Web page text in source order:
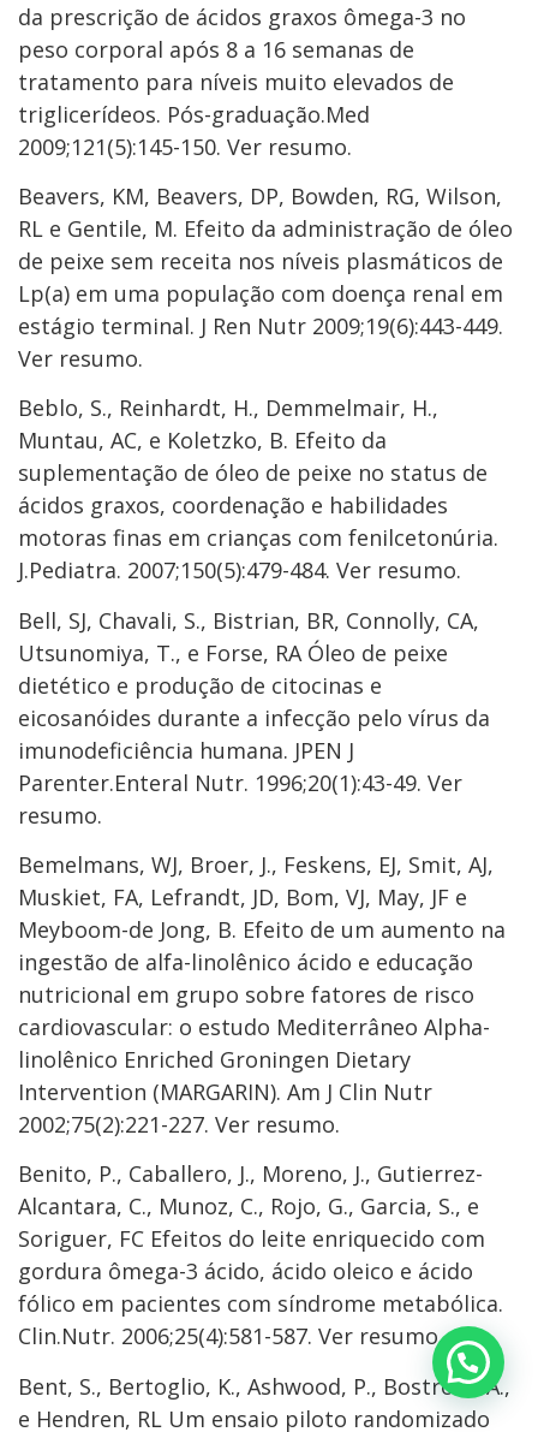
da prescrição de ácidos graxos ômega-3 no
peso corporal após 8 a 16 semanas de
tratamento para níveis muito elevados de
triglicerídeos. Pós-graduação.Med
2009;121(5):145-150. Ver resumo.
Beavers, KM, Beavers, DP, Bowden, RG, Wilson,
RL e Gentile, M. Efeito da administração de óleo
de peixe sem receita nos níveis plasmáticos de
Lp(a) em uma população com doença renal em
estágio terminal. J Ren Nutr 2009;19(6):443-449.
Ver resumo.
Beblo, S., Reinhardt, H., Demmelmair, H.,
Muntau, AC, e Koletzko, B. Efeito da
suplementação de óleo de peixe no status de
ácidos graxos, coordenação e habilidades
motoras finas em crianças com fenilcetonúria.
J.Pediatra. 2007;150(5):479-484. Ver resumo.
Bell, SJ, Chavali, S., Bistrian, BR, Connolly, CA,
Utsunomiya, T., e Forse, RA Óleo de peixe
dietético e produção de citocinas e
eicosanóides durante a infecção pelo vírus da
imunodeficiência humana. JPEN J
Parenter.Enteral Nutr. 1996;20(1):43-49. Ver
resumo.
Bemelmans, WJ, Broer, J., Feskens, EJ, Smit, AJ,
Muskiet, FA, Lefrandt, JD, Bom, VJ, May, JF e
Meyboom-de Jong, B. Efeito de um aumento na
ingestão de alfa-linolênico ácido e educação
nutricional em grupo sobre fatores de risco
cardiovascular: o estudo Mediterrâneo Alpha-
linolênico Enriched Groningen Dietary
Intervention (MARGARIN). Am J Clin Nutr
2002;75(2):221-227. Ver resumo.
Benito, P., Caballero, J., Moreno, J., Gutierrez-
Alcantara, C., Munoz, C., Rojo, G., Garcia, S., e
Soriguer, FC Efeitos do leite enriquecido com
gordura ômega-3 ácido, ácido oleico e ácido
fólico em pacientes com síndrome metabólica.
Clin.Nutr. 2006;25(4):581-587. Ver resumo.
Bent, S., Bertoglio, K., Ashwood, P., Bostrom, A.,
e Hendren, RL Um ensaio piloto randomizado